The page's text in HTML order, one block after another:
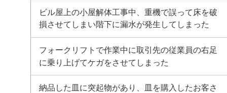
ビル屋上の小屋解体工事中、重機で誤って床を破
損させてしまい階下に漏水が発生してしまった
フォークリフトで作業中に取引先の従業員の右足
に乗り上げてケガをさせてしまった
納品した皿に突起物があり、皿を購入したお客さ